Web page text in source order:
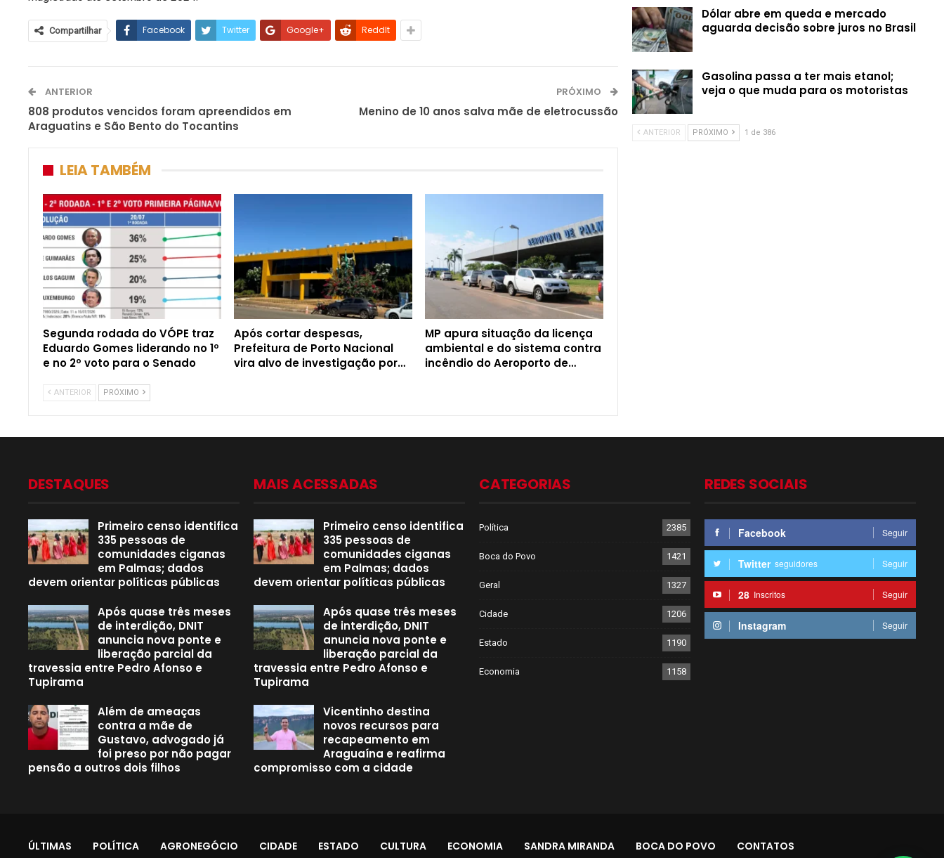
Compartilhar Facebook Twitter Google+ ReddIt
ANTERIOR
808 produtos vencidos foram apreendidos em
Araguatins e São Bento do Tocantins
PRÓXIMO
Menino de 10 anos salva mãe de eletrocussão
LEIA TAMBÉM
Segunda rodada do VÓPE traz
Eduardo Gomes liderando no 1º
e no 2º voto para o Senado
Após cortar despesas,
Prefeitura de Porto Nacional
vira alvo de investigação por…
MP apura situação da licença
ambiental e do sistema contra
incêndio do Aeroporto de…
ANTERIOR PRÓXIMO
Dólar abre em queda e mercado
aguarda decisão sobre juros no Brasil
Gasolina passa a ter mais etanol;
veja o que muda para os motoristas
ANTERIOR PRÓXIMO 1 de 386
DESTAQUES
Primeiro censo identifica
335 pessoas de
comunidades ciganas
em Palmas; dados
devem orientar políticas públicas
Após quase três meses
de interdição, DNIT
anuncia nova ponte e
liberação parcial da
travessia entre Pedro Afonso e
Tupirama
Além de ameaças
contra a mãe de
Gustavo, advogado já
foi preso por não pagar
pensão a outros dois filhos
MAIS ACESSADAS
Primeiro censo identifica
335 pessoas de
comunidades ciganas
em Palmas; dados
devem orientar políticas públicas
Após quase três meses
de interdição, DNIT
anuncia nova ponte e
liberação parcial da
travessia entre Pedro Afonso e
Tupirama
Vicentinho destina
novos recursos para
recapeamento em
Araguaína e reafirma
compromisso com a cidade
CATEGORIAS
Política 2385
Boca do Povo 1421
Geral 1327
Cidade 1206
Estado 1190
Economia 1158
REDES SOCIAIS
Facebook Seguir
Twitter seguidores Seguir
28 Inscritos Seguir
Instagram Seguir
ÚLTIMAS POLÍTICA AGRONEGÓCIO CIDADE ESTADO CULTURA ECONOMIA SANDRA MIRANDA BOCA DO POVO CONTATOS